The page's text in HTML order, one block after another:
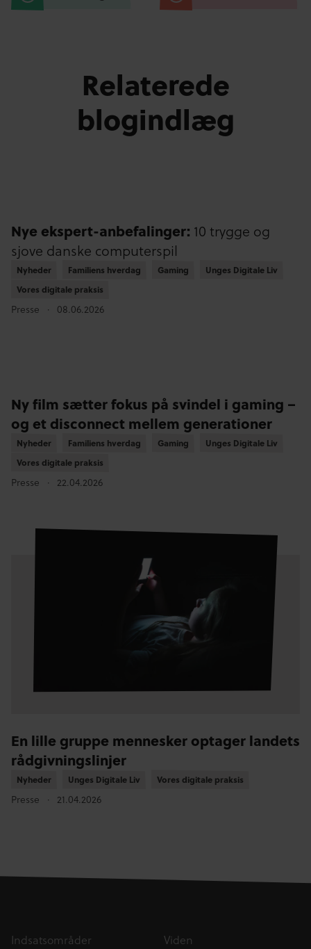
Relaterede
blogindlæg
Nye ekspert-anbefalinger: 10 trygge og
sjove danske computerspil
Nyheder
Nyheder Familiens hverdag
Familiens hverdag Gaming
Gaming Unges Digitale Liv
Unges Digitale Liv
Vores digitale praksis
Vores digitale praksis
Presse 08.06.2026
Ny film sætter fokus på svindel i gaming –
og et disconnect mellem generationer
Nyheder
Nyheder Familiens hverdag
Familiens hverdag Gaming
Gaming Unges Digitale Liv
Unges Digitale Liv
Vores digitale praksis
Vores digitale praksis
Presse 22.04.2026
En lille gruppe mennesker optager landets
rådgivningslinjer
Nyheder
Nyheder Unges Digitale Liv
Unges Digitale Liv Vores digitale praksis
Vores digitale praksis
Presse 21.04.2026
Indsatsområder
Viden